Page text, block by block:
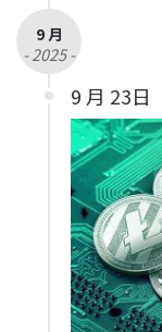
9 月
- 2025 -
9 月 23日